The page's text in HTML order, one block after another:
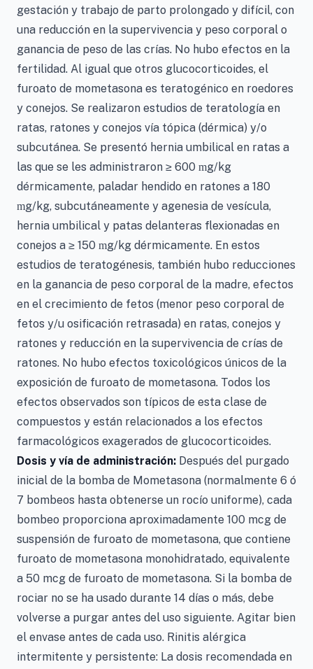
gestación y trabajo de parto prolongado y difícil, con
una reducción en la supervivencia y peso corporal o
ganancia de peso de las crías. No hubo efectos en la
fertilidad. Al igual que otros glucocorticoides, el
furoato de mometasona es teratogénico en roedores
y conejos. Se realizaron estudios de teratología en
ratas, ratones y conejos vía tópica (dérmica) y/o
subcutánea. Se presentó hernia umbilical en ratas a
las que se les administraron ≥ 600 mg/kg
dérmicamente, paladar hendido en ratones a 180
mg/kg, subcutáneamente y agenesia de vesícula,
hernia umbilical y patas delanteras flexionadas en
conejos a ≥ 150 mg/kg dérmicamente. En estos
estudios de teratogénesis, también hubo reducciones
en la ganancia de peso corporal de la madre, efectos
en el crecimiento de fetos (menor peso corporal de
fetos y/u osificación retrasada) en ratas, conejos y
ratones y reducción en la supervivencia de crías de
ratones. No hubo efectos toxicológicos únicos de la
exposición de furoato de mometasona. Todos los
efectos observados son típicos de esta clase de
compuestos y están relacionados a los efectos
farmacológicos exagerados de glucocorticoides.
Dosis y vía de administración: Después del purgado
inicial de la bomba de Mometasona (normalmente 6 ó
7 bombeos hasta obtenerse un rocío uniforme), cada
bombeo proporciona aproximadamente 100 mcg de
suspensión de furoato de mometasona, que contiene
furoato de mometasona monohidratado, equivalente
a 50 mcg de furoato de mometasona. Si la bomba de
rociar no se ha usado durante 14 días o más, debe
volverse a purgar antes del uso siguiente. Agitar bien
el envase antes de cada uso. Rinitis alérgica
intermitente y persistente: La dosis recomendada en